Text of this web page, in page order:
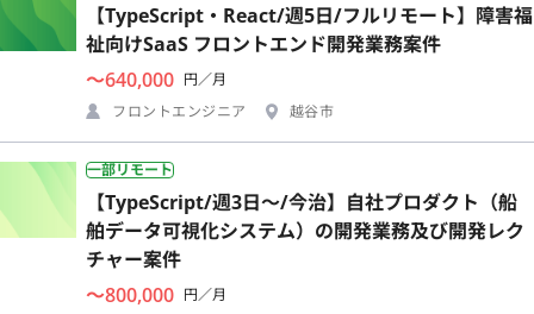
【TypeScript・React/週5日/フルリモート】障害福
祉向けSaaS フロントエンド開発業務案件
〜640,000 円／月
フロントエンジニア
越谷市
一部リモート
【TypeScript/週3日〜/今治】自社プロダクト（船
舶データ可視化システム）の開発業務及び開発レク
チャー案件
〜800,000 円／月